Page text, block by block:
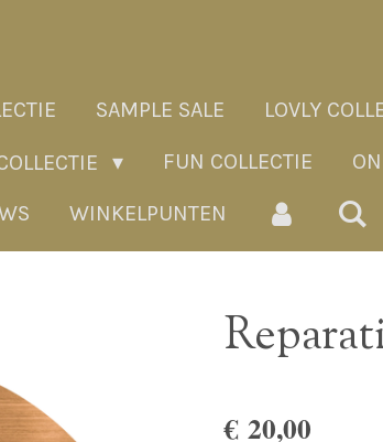
SAMPLE SALE LOVLY
FUN COLLECTIE
WINKELPUNTEN
€ 20,00